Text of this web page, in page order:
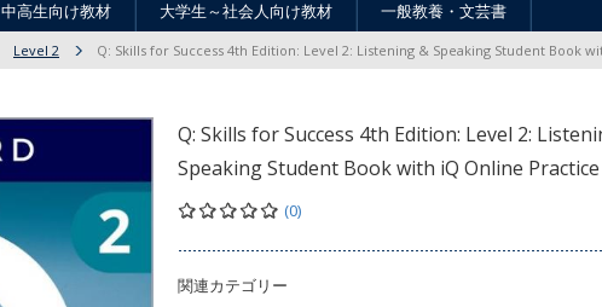
中高生向け教材 大学生～社会人向け教材 一般教養・文芸書
Level 2 Q: Skills for Success 4th Edition: Level 2: Listening & Speaking Student Book
Q: Skills for Success 4th Edition: Level 2:
Speaking Student Book with iQ Online Practice
(0)
関連カテゴリー